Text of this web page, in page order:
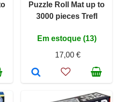
Puzzle Roll Mat up to
3000 pieces Trefl
Em estoque (13)
17,00 €